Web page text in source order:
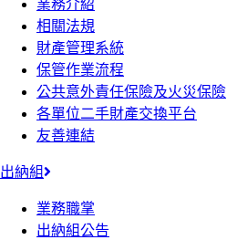
業務介紹
相關法規
財產管理系統
保管作業流程
公共意外責任保險及火災保險
各單位二手財產交換平台
友善連結
出納組
業務職掌
出納組公告